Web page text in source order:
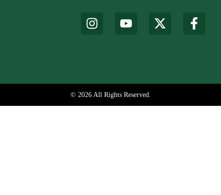
© 2026 All Rights Reserved.